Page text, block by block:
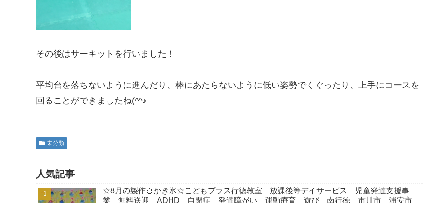
その後はサーキットを行いました！
平均台を落ちないように進んだり、棒にあたらないように低い姿勢でくぐったり、上手にコースを
回ることができましたね(^^♪
未分類
人気記事
☆8月の製作🍧かき氷☆こどもプラス行徳教室 放課後等デイサービス 児童発達支援事
業 無料送迎 ADHD 自閉症 発達障がい 運動療育 遊び 南行徳 市川市 浦安市